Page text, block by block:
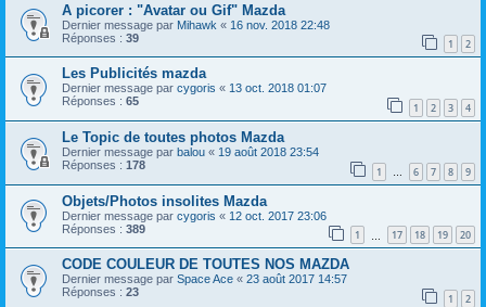
A picorer : "Avatar ou Gif" Mazda
Dernier message par Mihawk « 16 nov. 2018 22:48
Réponses : 39 1 2
Les Publicités mazda
Dernier message par cygoris « 13 oct. 2018 01:07
Réponses : 65 1 2 3 4
Le Topic de toutes photos Mazda
Dernier message par balou « 19 août 2018 23:54
Réponses : 178 1 … 6 7 8 9
Objets/Photos insolites Mazda
Dernier message par cygoris « 12 oct. 2017 23:06
Réponses : 389 1 17 18 19 20
CODE COULEUR DE TOUTES NOS MAZDA
Dernier message par Space Ace « 23 août 2017 14:57
Réponses : 23 1 2